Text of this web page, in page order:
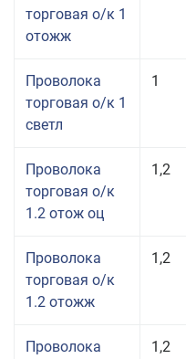
торговая о/к 1
отожж
Проволока
торговая о/к 1
светл
1
Проволока
торговая о/к
1.2 отож оц
1,2
Проволока
торговая о/к
1.2 отожж
1,2
Проволока
1,2